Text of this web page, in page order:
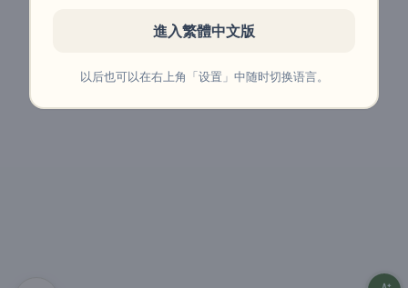
進入繁體中文版
以后也可以在右上角「设置」中随时切换语言。